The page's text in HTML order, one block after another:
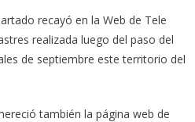
recayó en la Web de Tele
realizada luego del paso del
de septiembre este territorio del
también la página web de